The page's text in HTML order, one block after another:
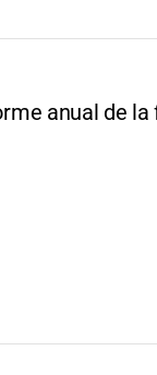
anual de